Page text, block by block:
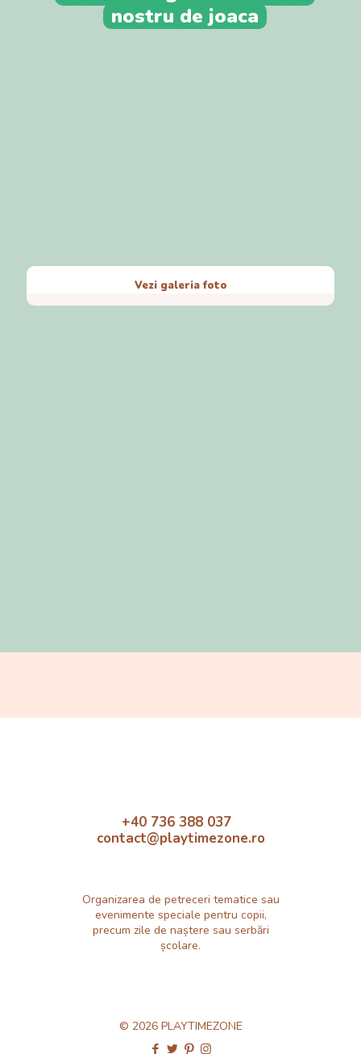
nostru de joaca
Vezi galeria foto
+40 736 388 037
contact@playtimezone.ro
Organizarea de petreceri tematice sau
evenimente speciale pentru copii,
precum zile de naștere sau serbări
școlare.
© 2026 PLAYTIMEZONE